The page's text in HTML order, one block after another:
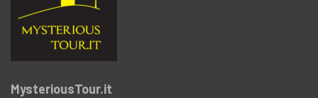
MysteriousTour.it